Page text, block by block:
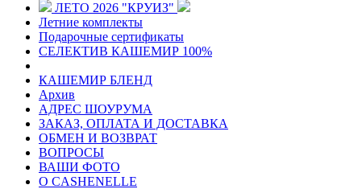
ЛЕТО 2026 "КРУИЗ"
Летние комплекты
Подарочные сертификаты
СЕЛЕКТИВ КАШЕМИР 100%
КАШЕМИР БЛЕНД
Архив
АДРЕС ШОУРУМА
ЗАКАЗ, ОПЛАТА И ДОСТАВКА
ОБМЕН И ВОЗВРАТ
ВОПРОСЫ
ВАШИ ФОТО
О CASHENELLE